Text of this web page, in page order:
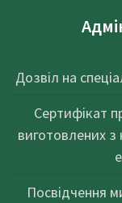
Дозвіл на
Сертифікат
виготовлених з
Посвідчення